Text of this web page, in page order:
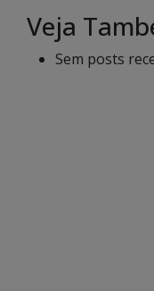
Veja
Sem posts